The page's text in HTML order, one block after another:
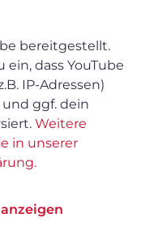
bereitgestellt.
dass YouTube
IP-Adressen)
ggf. dein
Weitere
in unserer